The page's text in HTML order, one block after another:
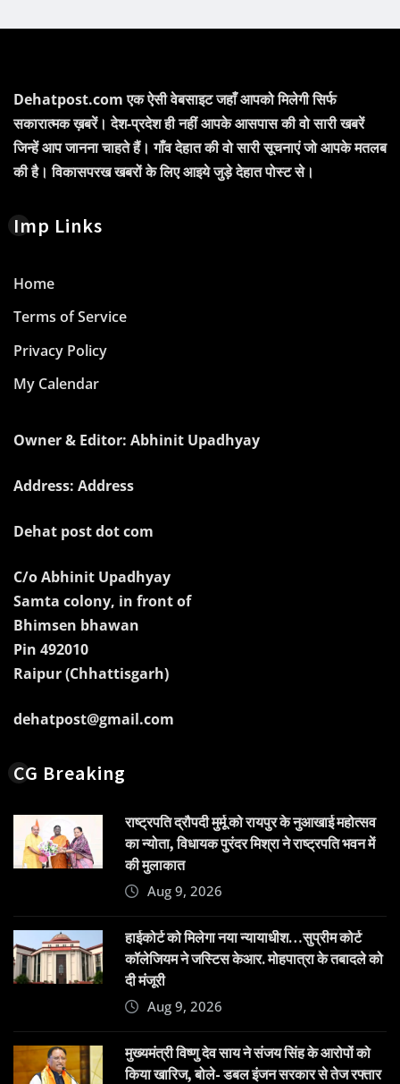
Dehatpost.com एक ऐसी वेबसाइट जहाँ आपको मिलेगी सिर्फ
सकारात्मक ख़बरें। देश-प्रदेश ही नहीं आपके आसपास की वो सारी खबरें
जिन्हें आप जानना चाहते हैं। गाँव देहात की वो सारी सूचनाएं जो आपके मतलब
की है। विकासपरख खबरों के लिए आइये जुड़े देहात पोस्ट से।
Imp Links
Home
Terms of Service
Privacy Policy
My Calendar
Owner & Editor: Abhinit Upadhyay
Address: Address
Dehat post dot com
C/o Abhinit Upadhyay
Samta colony, in front of
Bhimsen bhawan
Pin 492010
Raipur (Chhattisgarh)
dehatpost@gmail.com
CG Breaking
राष्ट्रपति द्रौपदी मुर्मू को रायपुर के नुआखाई महोत्सव
का न्योता, विधायक पुरंदर मिश्रा ने राष्ट्रपति भवन में
की मुलाकात
Aug 9, 2026
हाईकोर्ट को मिलेगा नया न्यायाधीश…सुप्रीम कोर्ट
कॉलेजियम ने जस्टिस केआर. मोहपात्रा के तबादले को
दी मंजूरी
Aug 9, 2026
मुख्यमंत्री विष्णु देव साय ने संजय सिंह के आरोपों को
किया खारिज, बोले- डबल इंजन सरकार से तेज रफ्तार